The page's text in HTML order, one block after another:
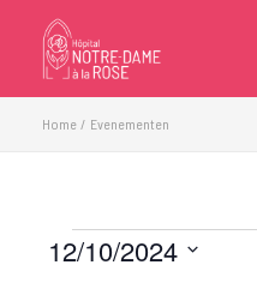
inhoud
Home Evenementen
Evenementen
12/10/2024